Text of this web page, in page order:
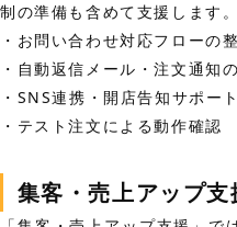
制の準備も含めて支援します。
・お問い合わせ対応フローの
・自動返信メール・注文通知
・SNS連携・開店告知サポート
・テスト注文による動作確認
集客・売上アップ支